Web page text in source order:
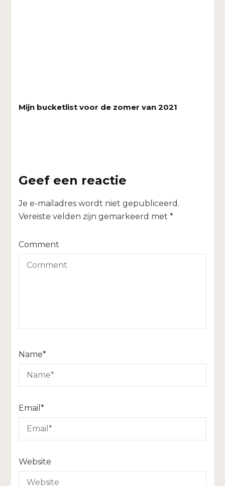
Mijn bucketlist voor de zomer van 2021
Geef een reactie
Je e-mailadres wordt niet gepubliceerd.
Vereiste velden zijn gemarkeerd met*
Comment
Name*
Email*
Website